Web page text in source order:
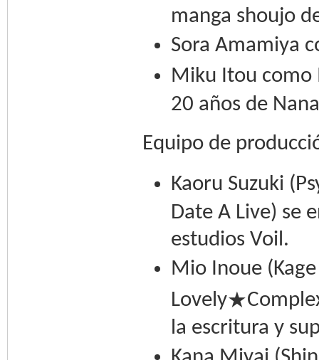
manga shoujo
Sora Amamiya
Miku Itou como
20 años de
Equipo de
Kaoru Suzuki
Date A Live) se
estudios Voil.
Mio Inoue
Lovely★
la escritura y